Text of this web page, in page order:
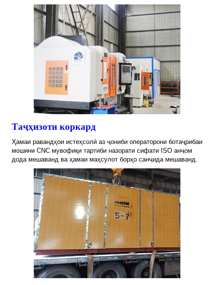
Таҷҳизоти коркард
Ҳамаи равандҳои истеҳсолӣ аз ҷониби операторони ботаҷрибаи
мошини CNC мувофиқи тартиби назорати сифати ISO анҷом
дода мешаванд ва ҳамаи маҳсулот борҳо санҷида мешаванд.